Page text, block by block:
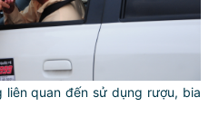
liên quan đến sử dụng rượu, bia